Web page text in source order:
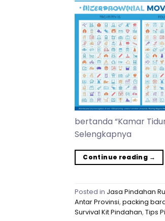
bertanda “Kamar
Selengkapnya
Continue reading →
Posted in Jasa Pindahan
Antar Provinsi, packing
Survival Kit Pindahan, Tips